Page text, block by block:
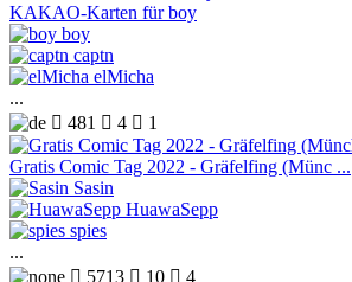
KAKAO-Karten für boy
boy
captn
elMicha
...
 481  4  1
Gratis Comic Tag 2022 - Gräfelfing (Münc ...
Sasin
HuawaSepp
spies
...
 5713  10  4